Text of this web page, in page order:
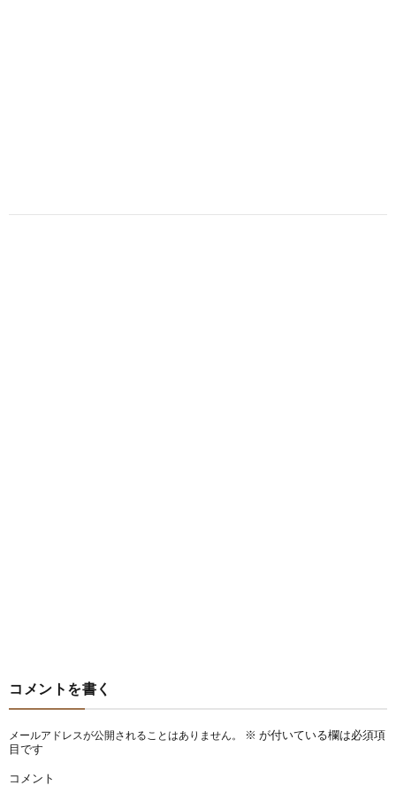
コメントを書く
メールアドレスが公開されることはありません。 ※ が付いている欄は必須項
目です
コメント